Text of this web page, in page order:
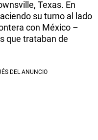
Texas. En
su turno al lado
con México –
que trataban de